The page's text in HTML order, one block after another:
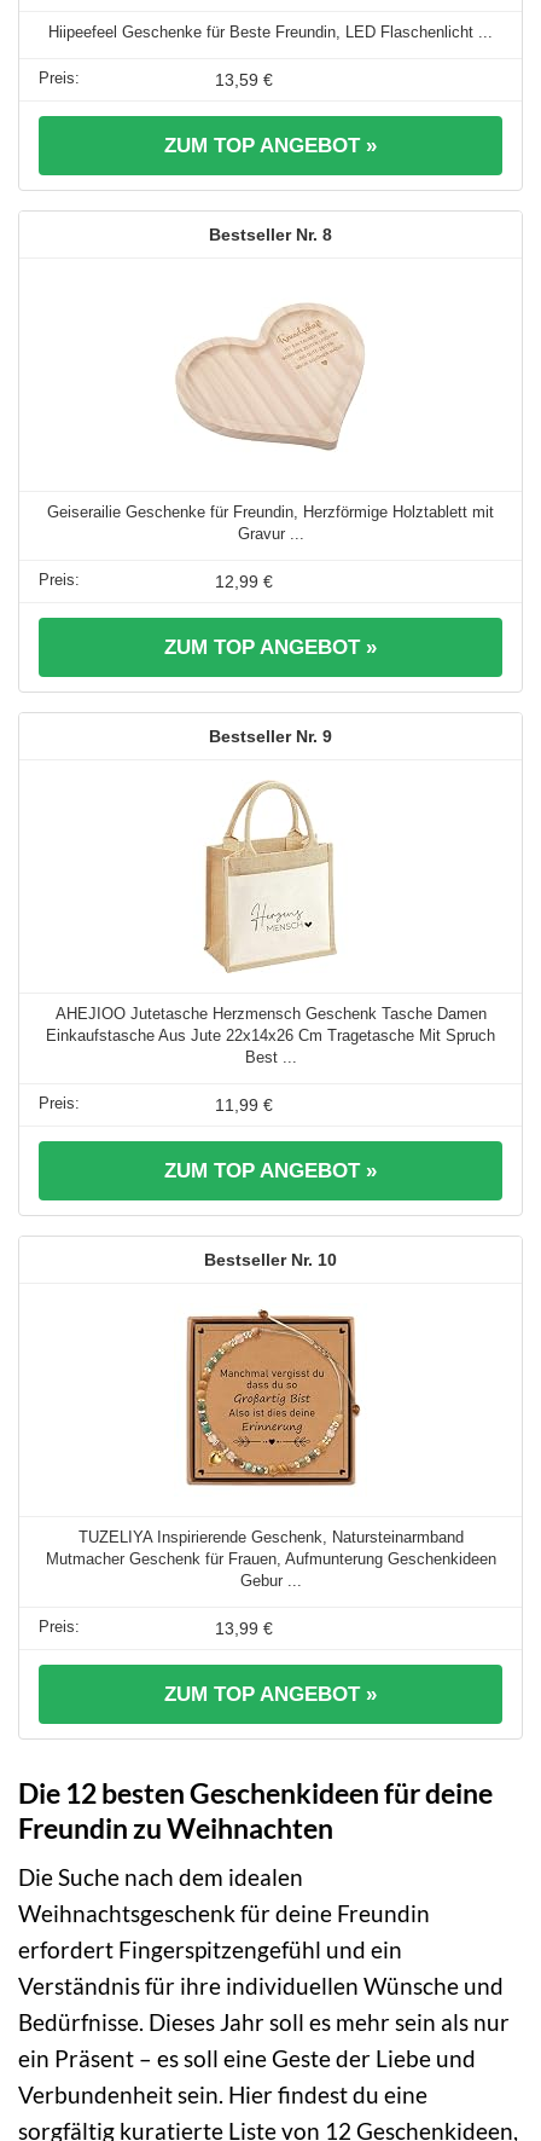
Hiipeefeel Geschenke für Beste Freundin, LED Flaschenlicht ...
13,59 €
ZUM TOP ANGEBOT »
8
Geiserailie Geschenke für Freundin, Herzförmige Holztablett mit
Gravur ...
12,99 €
ZUM TOP ANGEBOT »
9
AHEJIOO Jutetasche Herzmensch Geschenk Tasche Damen
Einkaufstasche Aus Jute 22x14x26 Cm Tragetasche Mit Spruch
Best ...
11,99 €
ZUM TOP ANGEBOT »
10
TUZELIYA Inspirierende Geschenk, Natursteinarmband
Mutmacher Geschenk für Frauen, Aufmunterung Geschenkideen
Gebur ...
13,99 €
ZUM TOP ANGEBOT »
Die 12 besten Geschenkideen für deine
Freundin zu Weihnachten
Die Suche nach dem idealen
Weihnachtsgeschenk für deine Freundin
erfordert Fingerspitzengefühl und ein
Verständnis für ihre individuellen Wünsche und
Bedürfnisse. Dieses Jahr soll es mehr sein als nur
ein Präsent – es soll eine Geste der Liebe und
Verbundenheit sein. Hier findest du eine
sorgfältig kuratierte Liste von 12 Geschenkideen,